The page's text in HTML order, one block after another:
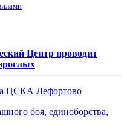
Центр проводит
ЦСКА Лефортово
боя, единоборства,